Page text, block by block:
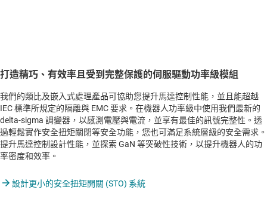
打造精巧、有效率且受到完整保護的伺服驅動功率級模組
我們的類比及嵌入式處理產品可協助您提升馬達控制性能，並且能超越
IEC 標準所規定的隔離與 EMC 要求。在機器人功率級中使用我們最新的
delta-sigma 調變器，以感測電壓與電流，並享有最佳的訊號完整性。透
過輕鬆實作安全扭矩關閉等安全功能，您也可滿足系統層級的安全需求。
提升馬達控制設計性能，並探索 GaN 等突破性技術，以提升機器人的功
率密度和效率。
設計更小的安全扭矩開關 (STO) 系統